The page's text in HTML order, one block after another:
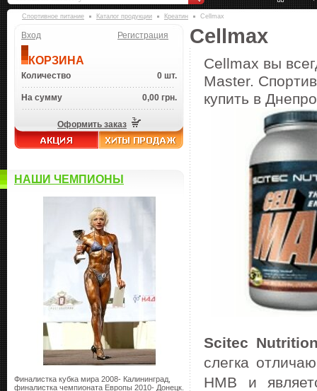
Спортивное питание Каталог продукции Креатин Cellmax
Вход Регистрация
КОРЗИНА
Количество 0 шт.
На сумму 0,00 грн.
Оформить заказ
НАШИ ЧЕМПИОНЫ
Финалистка кубка мира 2008- Калининград,
финалистка чемпионата Европы 2010- Донецк.
Cellmax
Cellmax вы
Master.
купить в
Scitec
слегка
НМВ и